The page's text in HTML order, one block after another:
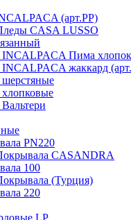
(арт.PP)
CASA LUSSO
Пима хлопок
жаккард
PN220
CASANDRA
100
(Турция)
220
LP